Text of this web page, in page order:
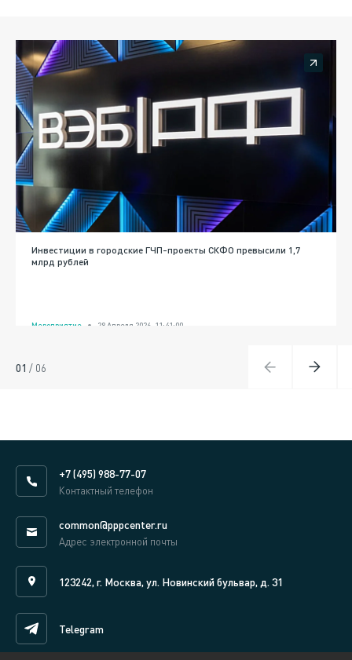
Инвестиции в городские ГЧП-проекты СКФО превысили 1,7
млрд рублей
Мероприятие 28 Апреля 2026, 11:41:00
01 / 06
+7 (495) 988-77-07
Контактный телефон
common@pppcenter.ru
Адрес электронной почты
123242, г. Москва, ул. Новинский бульвар, д. 31
Telegram